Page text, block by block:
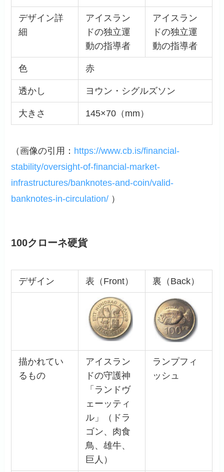
デザイン詳
細
アイスラン
ドの独立運
動の指導者
アイスラン
ドの独立運
動の指導者
色 赤
透かし ヨウン・シグルズソン
大きさ 145×70（mm）
（画像の引用： https://www.cb.is/financial-
stability/oversight-of-financial-market-
infrastructures/banknotes-and-coin/valid-
banknotes-in-circulation/ ）
100クローネ硬貨
デザイン 表（Front） 裏（Back）
描かれてい
るもの
アイスラン
ドの守護神
「ランドヴ
ェーッティ
ル」（ドラ
ゴン、肉食
鳥、雄牛、
巨人）
ランプフィ
ッシュ